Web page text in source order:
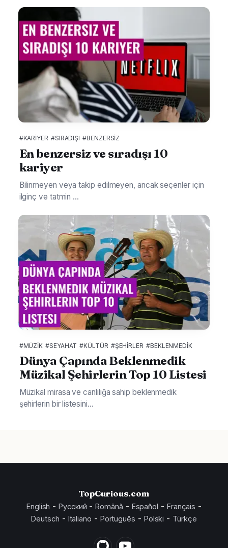
#KARIYER #SIRADIŞI #BENZERSIZ
En benzersiz ve sıradışı 10
kariyer
Bilinmeyen veya takip edilmeyen, ancak seçenler için
ilginç ve tatmin ...
#MÜZIK #SEYAHAT #KÜLTÜR #ŞEHIRLER #BEKLENMEDIK
Dünya Çapında Beklenmedik
Müzikal Şehirlerin Top 10 Listesi
Müzikal mirasa ve canlılığa sahip beklenmedik
şehirlerin bir listesini...
TopCurious.com
English -Русский -Română - Español - Français -
Deutsch - Italiano - Português - Polski - Türkçe